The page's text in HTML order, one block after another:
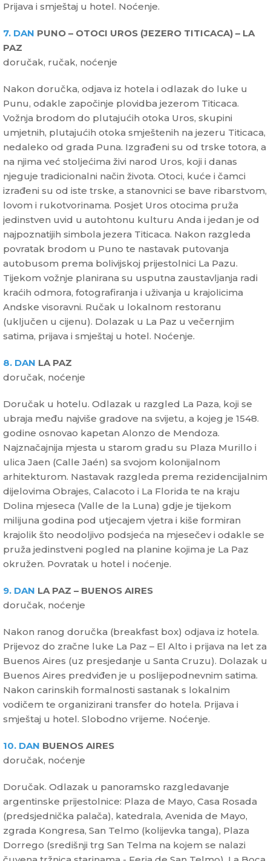
Prijava i smještaj u hotel. Noćenje.
7. DAN PUNO – OTOCI UROS (JEZERO TITICACA) – LA
PAZ
doručak, ručak, noćenje
Nakon doručka, odjava iz hotela i odlazak do luke u
Punu, odakle započinje plovidba jezerom Titicaca.
Vožnja brodom do plutajućih otoka Uros, skupini
umjetnih, plutajućih otoka smještenih na jezeru Titicaca,
nedaleko od grada Puna. Izgrađeni su od trske totora, a
na njima već stoljećima živi narod Uros, koji i danas
njeguje tradicionalni način života. Otoci, kuće i čamci
izrađeni su od iste trske, a stanovnici se bave ribarstvom,
lovom i rukotvorinama. Posjet Uros otocima pruža
jedinstven uvid u autohtonu kulturu Anda i jedan je od
najpoznatijih simbola jezera Titicaca. Nakon razgleda
povratak brodom u Puno te nastavak putovanja
autobusom prema bolivijskoj prijestolnici La Pazu.
Tijekom vožnje planirana su usputna zaustavljanja radi
kraćih odmora, fotografiranja i uživanja u krajolicima
Andske visoravni. Ručak u lokalnom restoranu
(uključen u cijenu). Dolazak u La Paz u večernjim
satima, prijava i smještaj u hotel. Noćenje.
8. DAN LA PAZ
doručak, noćenje
Doručak u hotelu. Odlazak u razgled La Paza, koji se
ubraja među najviše gradove na svijetu, a kojeg je 1548.
godine osnovao kapetan Alonzo de Mendoza.
Najznačajnija mjesta u starom gradu su Plaza Murillo i
ulica Jaen (Calle Jaén) sa svojom kolonijalnom
arhitekturom. Nastavak razgleda prema rezidencijalnim
dijelovima Obrajes, Calacoto i La Florida te na kraju
Dolina mjeseca (Valle de la Luna) gdje je tijekom
milijuna godina pod utjecajem vjetra i kiše formiran
krajolik što neodoljivo podsjeća na mjesečev i odakle se
pruža jedinstveni pogled na planine kojima je La Paz
okružen. Povratak u hotel i noćenje.
9. DAN LA PAZ – BUENOS AIRES
doručak, noćenje
Nakon ranog doručka (breakfast box) odjava iz hotela.
Prijevoz do zračne luke La Paz – El Alto i prijava na let za
Buenos Aires (uz presjedanje u Santa Cruzu). Dolazak u
Buenos Aires predviđen je u poslijepodnevnim satima.
Nakon carinskih formalnosti sastanak s lokalnim
vodičem te organizirani transfer do hotela. Prijava i
smještaj u hotel. Slobodno vrijeme. Noćenje.
10. DAN BUENOS AIRES
doručak, noćenje
Doručak. Odlazak u panoramsko razgledavanje
argentinske prijestolnice: Plaza de Mayo, Casa Rosada
(predsjednička palača), katedrala, Avenida de Mayo,
zgrada Kongresa, San Telmo (kolijevka tanga), Plaza
Dorrego (središnji trg San Telma na kojem se nalazi